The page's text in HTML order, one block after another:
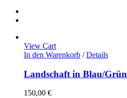
View Cart
In den Warenkorb / Details
Landschaft in Blau/Grün
150,00 €